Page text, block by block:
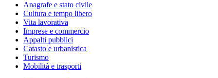
Anagrafe e stato civile
Cultura e tempo libero
Vita lavorativa
Imprese e commercio
Appalti pubblici
Catasto e urbanistica
Turismo
Mobilità e trasporti